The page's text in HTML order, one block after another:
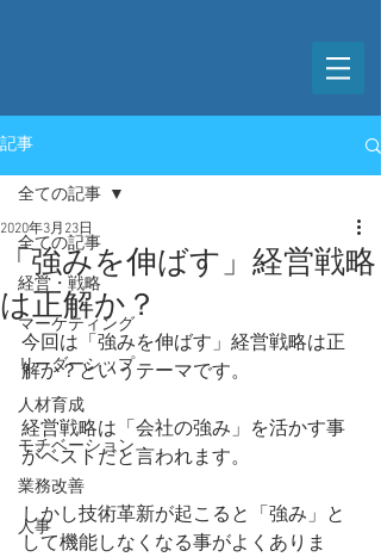
記事
全ての記事
経営・戦略
マーケティング
リーダーシップ
人材育成
モチベーション
業務改善
人事
全ての記事
「強みを伸ばす」経営戦略
は正解か？
2020年3月23日
今回は「強みを伸ばす」経営戦略は正
解か？というテーマです。
経営戦略は「会社の強み」を活かす事
がベストだと言われます。
しかし技術革新が起こると「強み」と
して機能しなくなる事がよくありま